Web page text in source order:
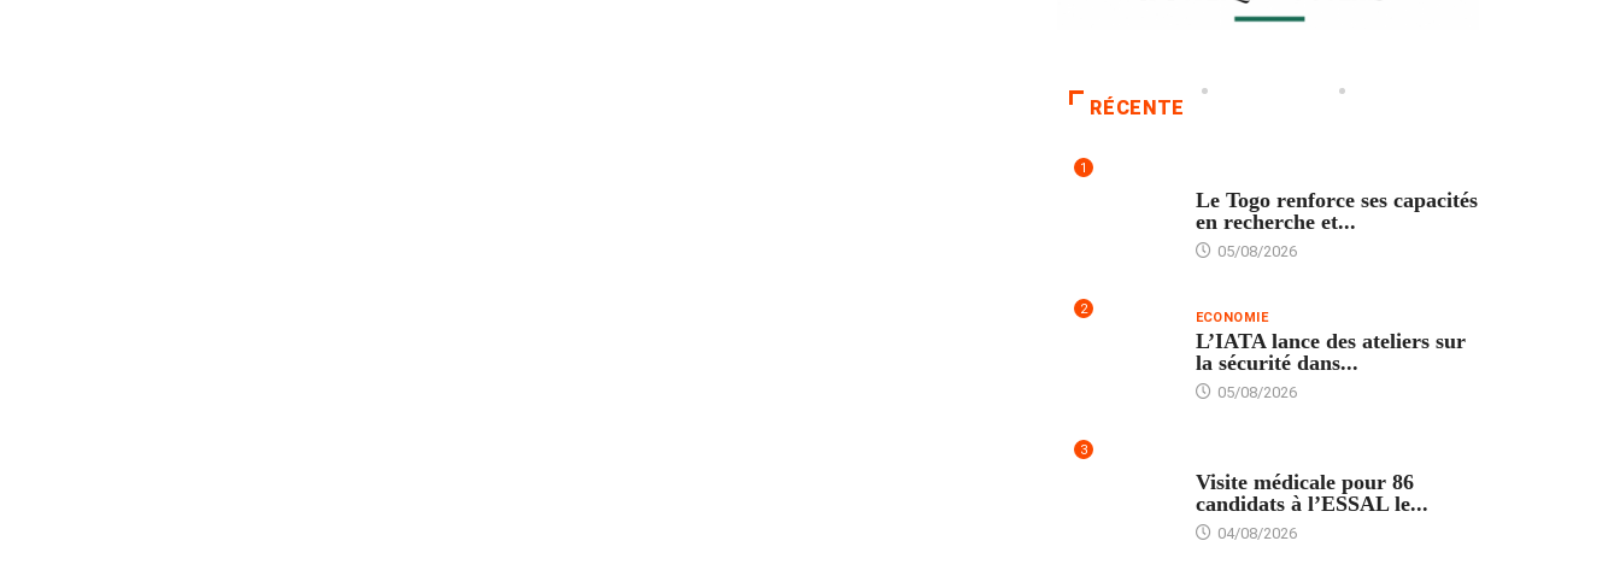
RÉCENTE
1
Le Togo renforce ses capacités
en recherche et...
05/08/2026
2 ECONOMIE
L’IATA lance des ateliers sur
la sécurité dans...
05/08/2026
3
Visite médicale pour 86
candidats à l’ESSAL le...
04/08/2026